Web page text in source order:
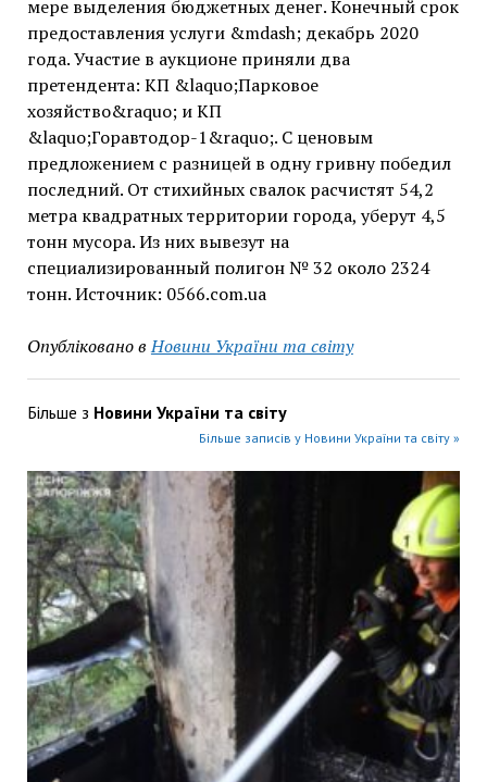
мере выделения бюджетных денег. Конечный срок
предоставления услуги &mdash; декабрь 2020
года. Участие в аукционе приняли два
претендента: КП &laquo;Парковое
хозяйство&raquo; и КП
&laquo;Горавтодор-1&raquo;. С ценовым
предложением с разницей в одну гривну победил
последний. От стихийных свалок расчистят 54,2
метра квадратных территории города, уберут 4,5
тонн мусора. Из них вывезут на
специализированный полигон № 32 около 2324
тонн. Источник: 0566.com.ua
Опубліковано в Новини України та світу
Більше з Новини України та світу
Більше записів у Новини України та світу »